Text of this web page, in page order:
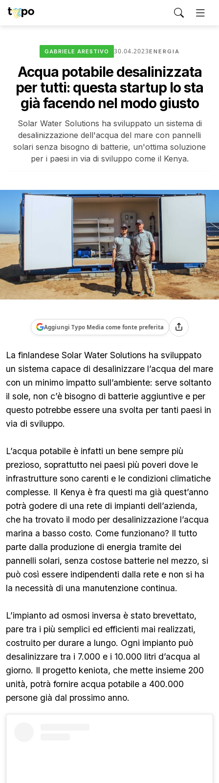
GABRIELE ARESTIVO 30.04.2023ENERGIA
Acqua potabile desalinizzata
per tutti: questa startup lo sta
già facendo nel modo giusto
Solar Water Solutions ha sviluppato un sistema di
desalinizzazione dell'acqua del mare con pannelli
solari senza bisogno di batterie, un'ottima soluzione
per i paesi in via di sviluppo come il Kenya.
Aggiungi Typo Media come fonte preferita
La finlandese Solar Water Solutions ha sviluppato
un sistema capace di desalinizzare l’acqua del mare
con un minimo impatto sull’ambiente: serve soltanto
il sole, non c’è bisogno di batterie aggiuntive e per
questo potrebbe essere una svolta per tanti paesi in
via di sviluppo.
L’acqua potabile è infatti un bene sempre più
prezioso, soprattutto nei paesi più poveri dove le
infrastrutture sono carenti e le condizioni climatiche
complesse. Il Kenya è fra questi ma già quest’anno
potrà godere di una rete di impianti dell’azienda,
che ha trovato il modo per desalinizzazione l’acqua
marina a basso costo. Come funzionano? Il tutto
parte dalla produzione di energia tramite dei
pannelli solari, senza costose batterie nel mezzo, si
può così essere indipendenti dalla rete e non si ha
la necessità di una manutenzione continua.
L’impianto ad osmosi inversa è stato brevettato,
pare tra i più semplici ed efficienti mai realizzati,
costruito per durare a lungo. Ogni impianto può
desalinizzare tra i 7.000 e i 10.000 litri d’acqua al
giorno. Il progetto keniota, che mette insieme 200
unità, potrà fornire acqua potabile a 400.000
persone già dal prossimo anno.